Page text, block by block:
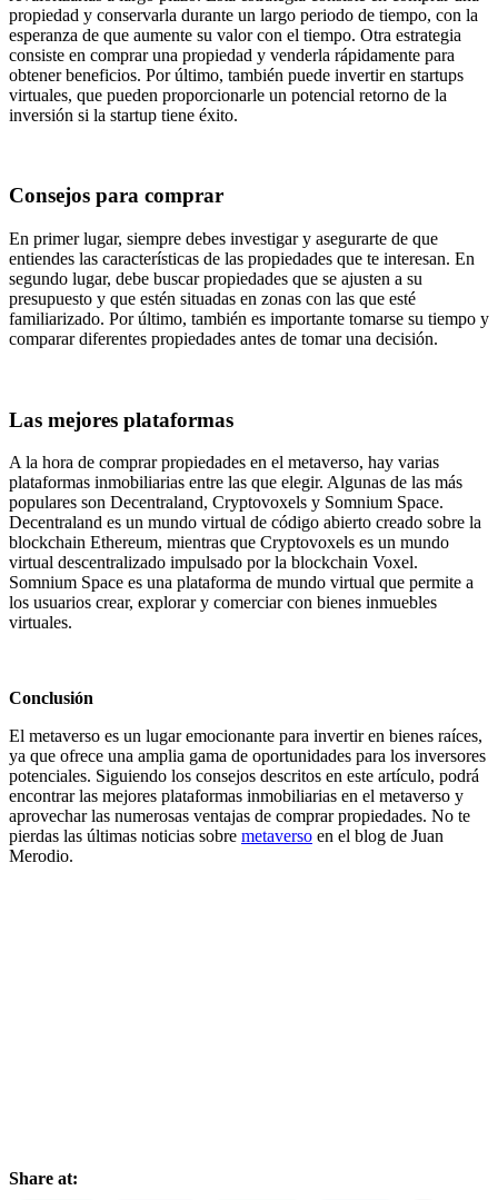
propiedad y conservarla durante un largo periodo de tiempo, con la
esperanza de que aumente su valor con el tiempo. Otra estrategia
consiste en comprar una propiedad y venderla rápidamente para
obtener beneficios. Por último, también puede invertir en startups
virtuales, que pueden proporcionarle un potencial retorno de la
inversión si la startup tiene éxito.
Consejos para comprar
En primer lugar, siempre debes investigar y asegurarte de que
entiendes las características de las propiedades que te interesan. En
segundo lugar, debe buscar propiedades que se ajusten a su
presupuesto y que estén situadas en zonas con las que esté
familiarizado. Por último, también es importante tomarse su tiempo y
comparar diferentes propiedades antes de tomar una decisión.
Las mejores plataformas
A la hora de comprar propiedades en el metaverso, hay varias
plataformas inmobiliarias entre las que elegir. Algunas de las más
populares son Decentraland, Cryptovoxels y Somnium Space.
Decentraland es un mundo virtual de código abierto creado sobre la
blockchain Ethereum, mientras que Cryptovoxels es un mundo
virtual descentralizado impulsado por la blockchain Voxel.
Somnium Space es una plataforma de mundo virtual que permite a
los usuarios crear, explorar y comerciar con bienes inmuebles
virtuales.
Conclusión
El metaverso es un lugar emocionante para invertir en bienes raíces,
ya que ofrece una amplia gama de oportunidades para los inversores
potenciales. Siguiendo los consejos descritos en este artículo, podrá
encontrar las mejores plataformas inmobiliarias en el metaverso y
aprovechar las numerosas ventajas de comprar propiedades. No te
pierdas las últimas noticias sobre metaverso en el blog de Juan
Merodio.
Share at: